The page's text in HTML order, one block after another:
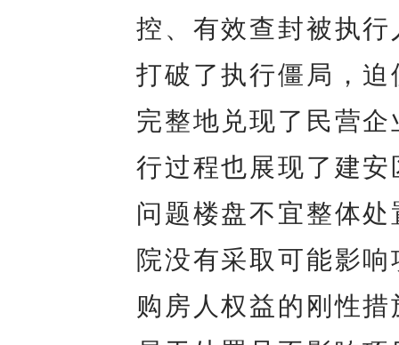
控、有效查封被执
打破了执行僵局，
完整地兑现了民营
行过程也展现了建
问题楼盘不宜整体
院没有采取可能影
购房人权益的刚性